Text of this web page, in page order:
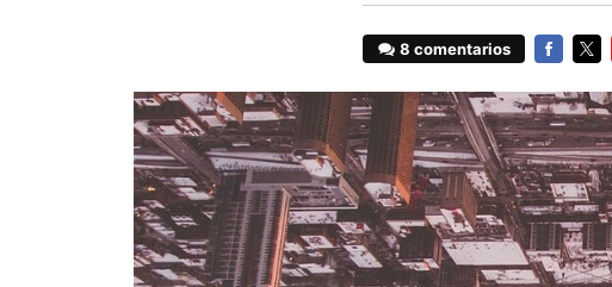
8 comentarios